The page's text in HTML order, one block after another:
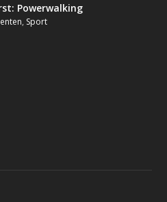
Powerwalking
, Sport